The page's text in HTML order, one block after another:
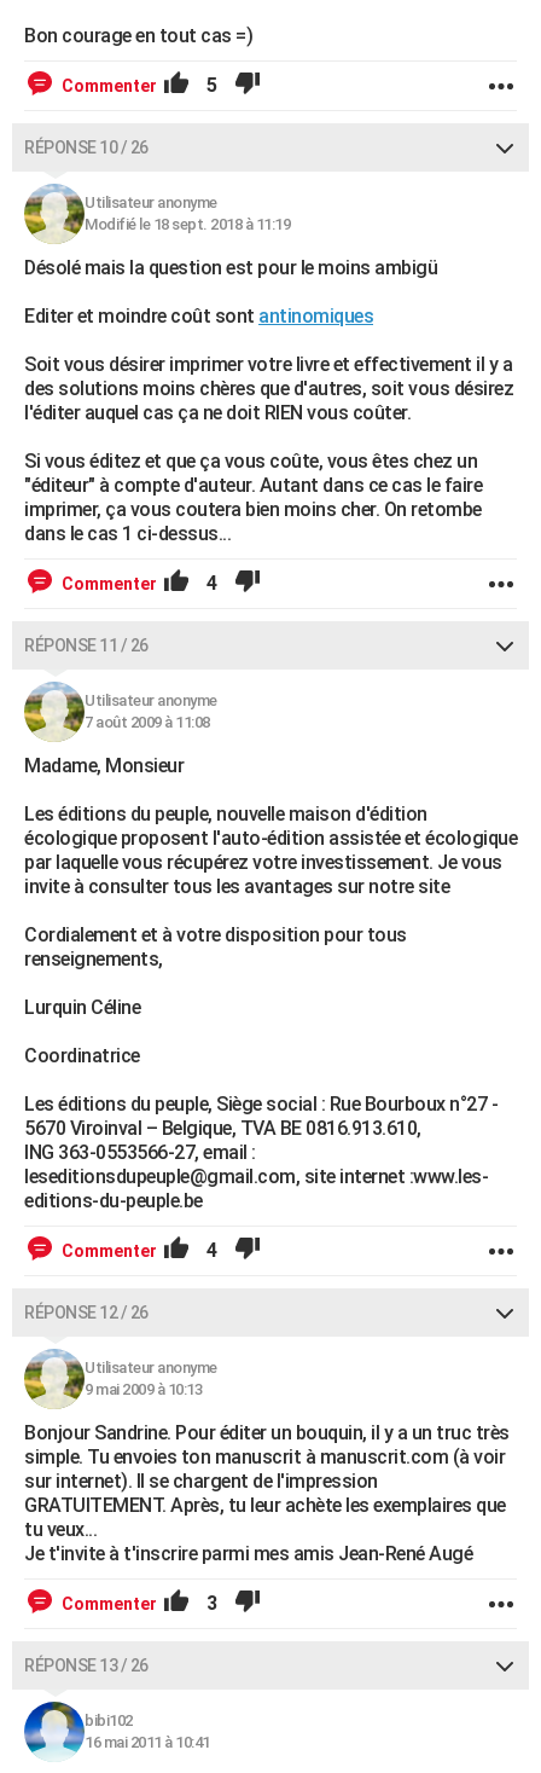
Bon courage en tout cas =)
Commenter 5
RÉPONSE 10 / 26
Utilisateur anonyme
Modifié le 18 sept. 2018 à 11:19
Désolé mais la question est pour le moins ambigü
Editer et moindre coût sont antinomiques
Soit vous désirer imprimer votre livre et effectivement il y a
des solutions moins chères que d'autres, soit vous désirez
l'éditer auquel cas ça ne doit RIEN vous coûter.
Si vous éditez et que ça vous coûte, vous êtes chez un
"éditeur" à compte d'auteur. Autant dans ce cas le faire
imprimer, ça vous coutera bien moins cher. On retombe
dans le cas 1 ci-dessus...
Commenter 4
RÉPONSE 11 / 26
Utilisateur anonyme
7 août 2009 à 11:08
Madame, Monsieur
Les éditions du peuple, nouvelle maison d'édition
écologique proposent l'auto-édition assistée et écologique
par laquelle vous récupérez votre investissement. Je vous
invite à consulter tous les avantages sur notre site
Cordialement et à votre disposition pour tous
renseignements,
Lurquin Céline
Coordinatrice
Les éditions du peuple, Siège social : Rue Bourboux n°27 -
5670 Viroinval – Belgique, TVA BE 0816.913.610,
ING 363-0553566-27, email :
leseditionsdupeuple@gmail.com, site internet :www.les-
editions-du-peuple.be
Commenter 4
RÉPONSE 12 / 26
Utilisateur anonyme
9 mai 2009 à 10:13
Bonjour Sandrine. Pour éditer un bouquin, il y a un truc très
simple. Tu envoies ton manuscrit à manuscrit.com (à voir
sur internet). Il se chargent de l'impression
GRATUITEMENT. Après, tu leur achète les exemplaires que
tu veux...
Je t'invite à t'inscrire parmi mes amis Jean-René Augé
Commenter 3
RÉPONSE 13 / 26
bibi102
16 mai 2011 à 10:41